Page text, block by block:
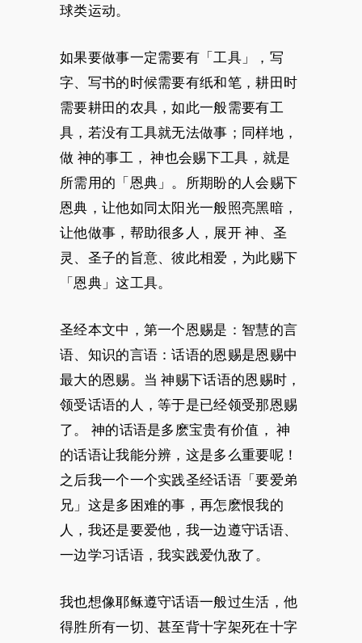
球类运动。
如果要做事一定需要有「工具」，写
字、写书的时候需要有纸和笔，耕田时
需要耕田的农具，如此一般需要有工
具，若没有工具就无法做事；同样地，
做 神的事工， 神也会赐下工具，就是
所需用的「恩典」。所期盼的人会赐下
恩典，让他如同太阳光一般照亮黑暗，
让他做事，帮助很多人，展开 神、圣
灵、圣子的旨意、彼此相爱，为此赐下
「恩典」这工具。
圣经本文中，第一个恩赐是：智慧的言
语、知识的言语：话语的恩赐是恩赐中
最大的恩赐。当 神赐下话语的恩赐时，
领受话语的人，等于是已经领受那恩赐
了。 神的话语是多麽宝贵有价值， 神
的话语让我能分辨，这是多么重要呢！
之后我一个一个实践圣经话语「要爱弟
兄」这是多困难的事，再怎麽恨我的
人，我还是要爱他，我一边遵守话语、
一边学习话语，我实践爱仇敌了。
我也想像耶稣遵守话语一般过生活，他
得胜所有一切、甚至背十字架死在十字